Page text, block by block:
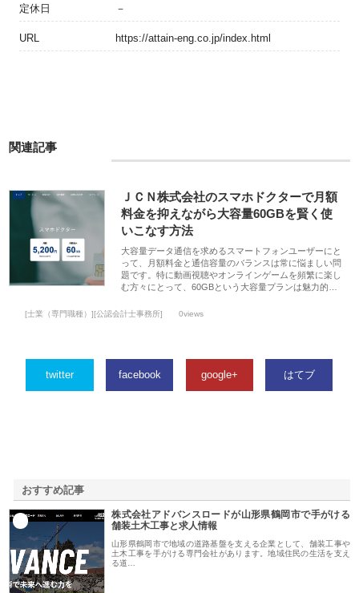
定休日 －
URL https://attain-eng.co.jp/index.html
関連記事
ＪＣＮ株式会社のスマホドクターで月額
料金を抑えながら大容量60GBを賢く使
いこなす方法
大容量データ通信を求めるスマートフォンユーザーにと
って、月額料金と通信容量のバランスは常に悩ましい問
題です。特に動画視聴やオンラインゲームを頻繁に楽し
む方々にとって、60GBという大容量プランは魅力的…
[士業（専門職種）][公認会計士事務所] 0views
twitter facebook google+ はてブ
おすすめ記事
株式会社アドバンスロードが山形県鶴岡市で手がける
舗装土木工事と求人情報
山形県鶴岡市で地域の道路基盤を支える企業として、舗装工事や
土木工事を手がける専門会社があります。地域住民の生活を支え
る道…